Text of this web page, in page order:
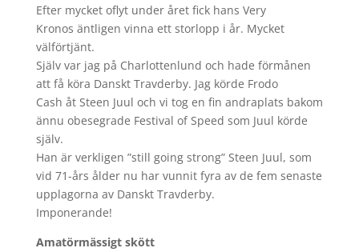
Efter mycket oflyt under året fick hans Very
Kronos äntligen vinna ett storlopp i år. Mycket
välförtjänt.
Själv var jag på Charlottenlund och hade förmånen
att få köra Danskt Travderby. Jag körde Frodo
Cash åt Steen Juul och vi tog en fin andraplats bakom
ännu obesegrade Festival of Speed som Juul körde
själv.
Han är verkligen ”still going strong” Steen Juul, som
vid 71-års ålder nu har vunnit fyra av de fem senaste
upplagorna av Danskt Travderby.
Imponerande!
Amatörmässigt skött